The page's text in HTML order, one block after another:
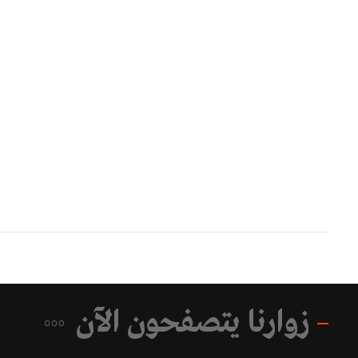
زوارنا يتصفحون الآن